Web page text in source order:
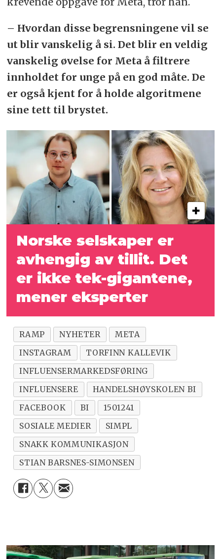
– Hvordan disse begrensningene vil se
ut blir vanskelig å si. Det blir en veldig
vanskelig øvelse for Meta å filtrere
innholdet for unge på en god måte. De
er også kjent for å holde algoritmene
sine tett til brystet.
Norske selskaper er
avhengig av tillit. Det
er ikke tek-gigantene,
mener eksperter
RAMP NYHETER
META
INSTAGRAM
TORFINN KALLEVIK
INFLUENSERMARKEDSFØRING
INFLUENSERE
HANDELSHØYSKOLEN BI
FACEBOOK
BI
1501241
SOSIALE MEDIER
SIMPL
SNAKK KOMMUNIKASJON
STIAN BARSNES-SIMONSEN